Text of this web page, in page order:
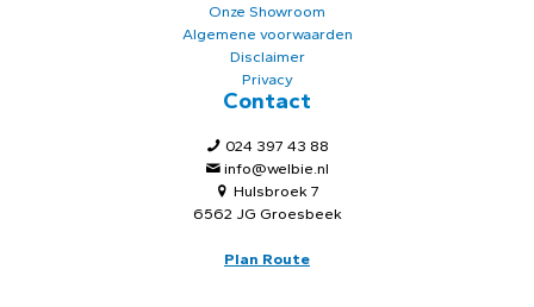
Onze Showroom
Algemene voorwaarden
Disclaimer
Privacy
Contact
024 397 43 88
info@welbie.nl
Hulsbroek 7
6562 JG Groesbeek
Plan Route